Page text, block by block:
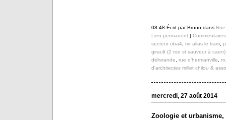
08:48 Écrit par Bruno dans
Lien permanent|
secteur uba4
tvr alias le tram,
girault (2 rue st sauveur à caen)
délivrande
rue d'hermanville
d'architectes millet chilou &
mercredi, 27 août 2014
Zoologie et urbanisme,